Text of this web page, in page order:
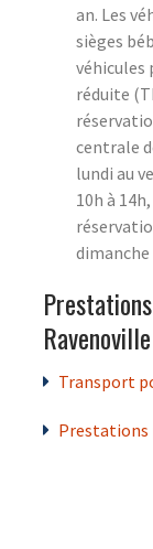
an. Les
sièges
réduite
centrale
lundi au
10h à
Ravenoville
Transport
Prestations